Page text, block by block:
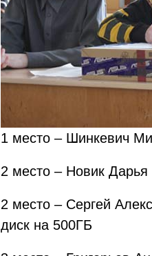
1 место – Шинкевич
2 место – Новик
2 место – Сергей
диск на 500ГБ